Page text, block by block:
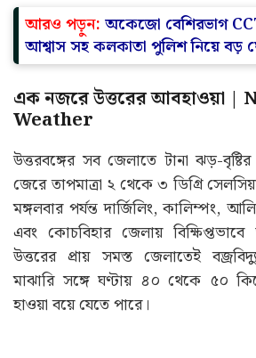
আরও পড়ুন: অকেজো বেশিরভাগ
আশ্বাস সহ কলকাতা পুলিশ নিয়ে বড়
এক নজরে উত্তরের আবহাওয়া |
Weather